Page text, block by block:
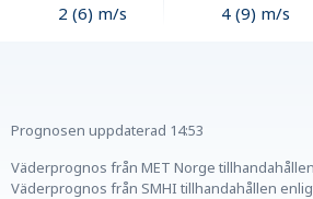
2 (6) m/s
4 (9) m/s
Prognosen uppdaterad 14:53
Väderprognos från MET Norge tillhandahållen
Väderprognos från SMHI tillhandahållen